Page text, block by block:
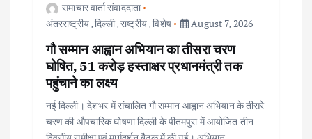
समाचार वार्ता संवाददाता
अंतरराष्ट्रीय,दिल्ली,राष्ट्रीय,विशेष August 7, 2026
गौ सम्मान आह्वान अभियान का तीसरा चरण
घोषित, 51 करोड़ हस्ताक्षर प्रधानमंत्री तक
पहुंचाने का लक्ष्य
नई दिल्ली। देशभर में संचालित गौ सम्मान आह्वान अभियान के तीसरे
चरण की औपचारिक घोषणा दिल्ली के पीतमपुरा में आयोजित तीन